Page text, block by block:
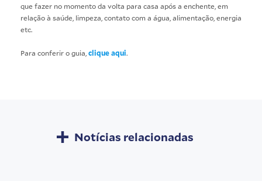
que fazer no momento da volta para casa após a enchente, em
relação à saúde, limpeza, contato com a água, alimentação, energia
etc.
Para conferir o guia, clique aqui.
Notícias relacionadas